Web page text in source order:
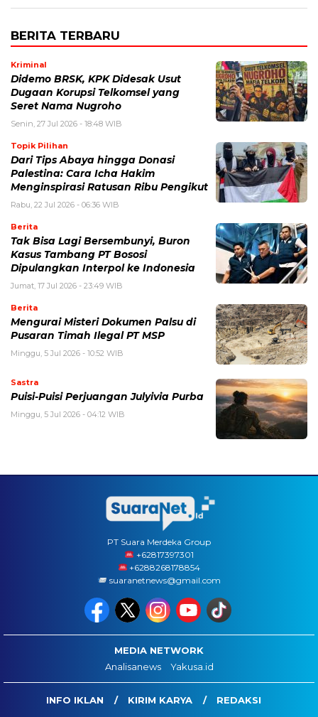
BERITA TERBARU
Kriminal
Didemo BRSK, KPK Didesak Usut
Dugaan Korupsi Telkomsel yang
Seret Nama Nugroho
Senin, 27 Jul 2026 - 18:48 WIB
Topik Pilihan
Dari Tips Abaya hingga Donasi
Palestina: Cara Icha Hakim
Menginspirasi Ratusan Ribu Pengikut
Rabu, 22 Jul 2026 - 06:36 WIB
Berita
Tak Bisa Lagi Bersembunyi, Buron
Kasus Tambang PT Bososi
Dipulangkan Interpol ke Indonesia
Jumat, 17 Jul 2026 - 23:49 WIB
Berita
Mengurai Misteri Dokumen Palsu di
Pusaran Timah Ilegal PT MSP
Minggu, 5 Jul 2026 - 10:52 WIB
Sastra
Puisi-Puisi Perjuangan Julyivia Purba
Minggu, 5 Jul 2026 - 04:12 WIB
PT Suara Merdeka Group
‪+62817397301
+6288268178854
suaranetnews@gmail.com
MEDIA NETWORK
Analisanews
Yakusa.id
INFO IKLAN KIRIM KARYA REDAKSI